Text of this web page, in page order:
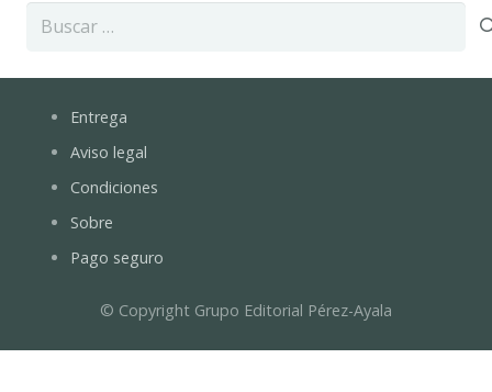
Buscar:
Entrega
Aviso legal
Condiciones
Sobre
Pago seguro
© Copyright Grupo Editorial Pérez-Ayala